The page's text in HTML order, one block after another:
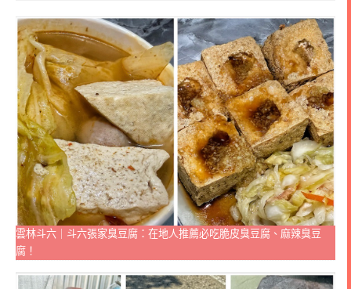
雲林斗六｜斗六張家臭豆腐：在地人推薦必吃脆皮臭豆腐、麻辣臭豆
腐！